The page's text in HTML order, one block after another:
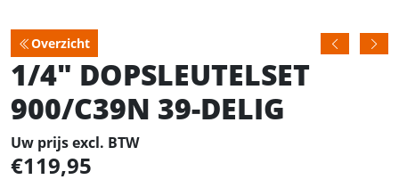
Overzicht
1/4" DOPSLEUTELSET
900/C39N 39-DELIG
Uw prijs excl. BTW
119,95